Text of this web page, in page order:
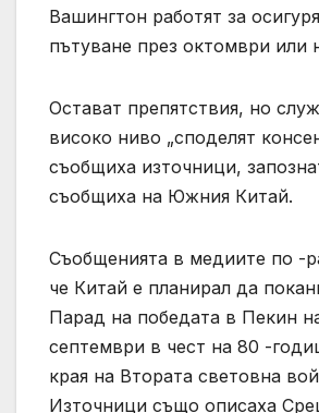
Вашингтон работят за
пътуване през октомври или
Остават препятствия, но
високо ниво „споделят
съобщиха източници,
съобщиха на Южния Китай.
Съобщенията в медиите по -
че Китай е планирал да
Парад на победата в Пекин
септември в чест на 80 -
края на Втората световна
Източници също описаха